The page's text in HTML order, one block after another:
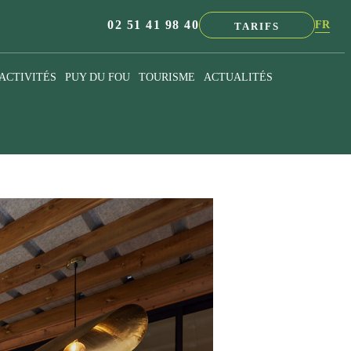
02 51 41 98 40 TARIFS FR
PUY DU FOU TOURISME ACTUALITÉS